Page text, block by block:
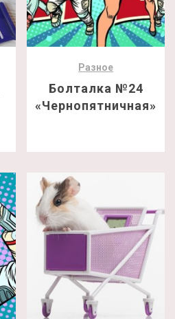
Разное
Болталка №24
«Чернопятничная»